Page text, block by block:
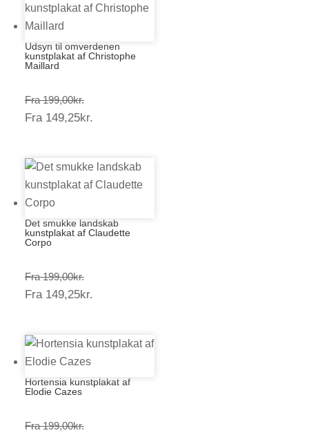
Udsyn til omverdenen
kunstplakat af Christophe
Maillard
Fra 199,00kr.Prisinterval:
199,00kr.
Fra 149,25kr.
Det smukke landskab
kunstplakat af Claudette
Corpo
Fra 199,00kr.Prisinterval:
199,00kr.
Fra 149,25kr.
Hortensia kunstplakat af
Elodie Cazes
Fra 199,00kr.Prisinterval: